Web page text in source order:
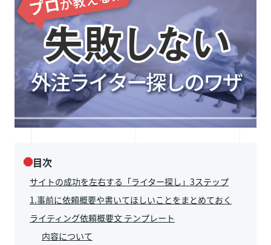
目次
サイトの成功を左右する「ライター探し」3ステップ
1.事前に依頼概要や書いてほしいことをまとめておく
ライティング依頼概要文 テンプレート
内容について